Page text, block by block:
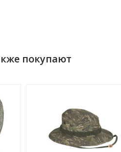
покупают